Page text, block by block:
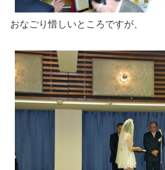
おなごり惜しいところですが、